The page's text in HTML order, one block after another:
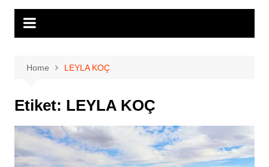
Home LEYLA KOÇ
Etiket: LEYLA KOÇ